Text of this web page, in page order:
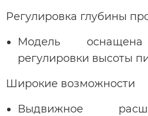
Регулировка глубины
Модель
регулировки высоты
Широкие возможности
Выдвижное